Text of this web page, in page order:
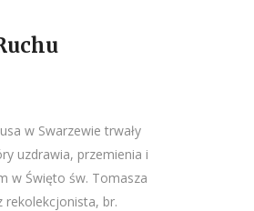
w Swarzewie trwały
uzdrawia, przemienia i
w Święto św. Tomasza
rekolekcjonista, br.